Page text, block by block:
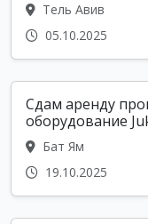
Тель Авив
05.10.2025
Сдам аренду
оборудование
Бат Ям
19.10.2025